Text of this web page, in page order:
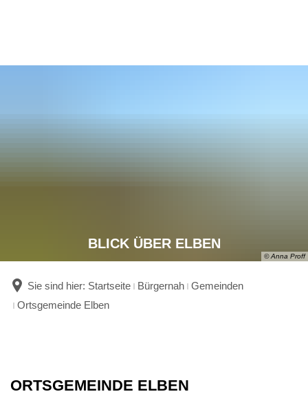
© Anna Proff
BLICK ÜBER ELBEN
Sie sind hier: Startseite Bürgernah Gemeinden
Ortsgemeinde Elben
Ortsgemeinde
ORTSGEMEINDE ELBEN